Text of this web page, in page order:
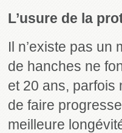
L’usure de la
Il n’existe pas un
de hanches ne
et 20 ans, parfois
de faire
meilleure